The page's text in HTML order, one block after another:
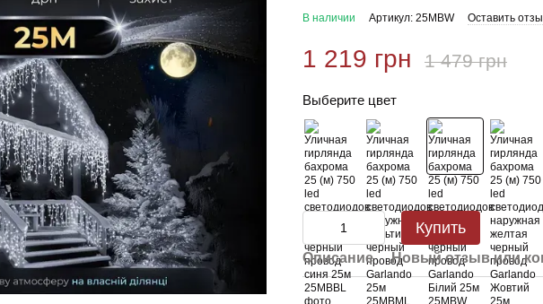
В наличии Артикул: 25MBW Оставить
1 219 грн 1 479 грн
Выберите цвет
Купить
Описание Новый отзыв или